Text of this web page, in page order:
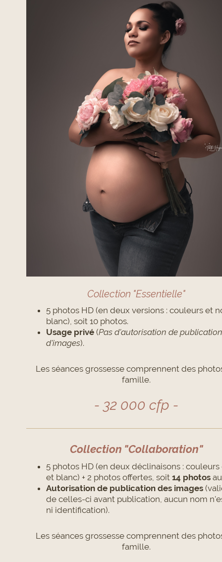
Collection "Essentielle"
5 photos HD (en deux versions : couleurs et
blanc), soit 10 photos.
Usage privé(Pas d'autorisation de publication
d'images).
Les séances grossesse comprennent des
famille.
- 32 000 cfp -
Collection "Collaboration"
5 photos HD (en deux déclinaisons : couleurs
et blanc) + 2 photos offertes, soit 14 photos
Autorisation de publication des images
de celles-ci avant publication, aucun nom
ni identification).
Les séances grossesse comprennent des
famille.